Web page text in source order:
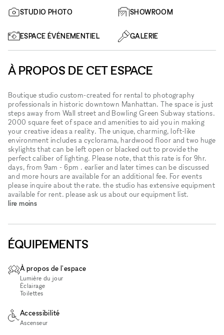
STUDIO PHOTO SHOWROOM
ESPACE ÉVÉNEMENTIEL GALERIE
À PROPOS DE CET ESPACE
Boutique studio custom-created for rental to photography
professionals in historic downtown Manhattan. The space is just
steps away from Wall street and Bowling Green Subway stations.
2000 square feet of space and amenities to aid you in making
your creative ideas a reality. The unique, charming, loft-like
environment includes a cyclorama, hardwood floor and two huge
skylights that can be left open or blacked out to provide the
perfect caliber of lighting. Please note, that this rate is for 9hr.
days, from 9am - 6pm . earlier and later times can be discussed
and more hours are available for an additional fee. For events
please inquire about the rate. the studio has extensive equipment
available for rent. please ask us about our equipment list.
lire moins
ÉQUIPEMENTS
À propos de l'espace
Lumière du jour
Éclairage
Toilettes
Accessibilité
Ascenseur